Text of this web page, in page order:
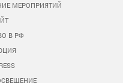
МЕРОПРИЯТИЙ
В РФ